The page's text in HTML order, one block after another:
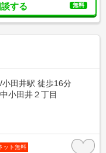
する 無料
田井駅 徒歩16分
小田井２丁目
ット無料